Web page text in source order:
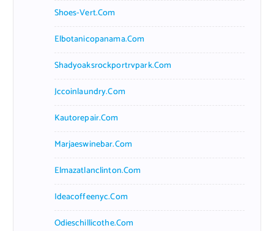
Shoes-Vert.com
Elbotanicopanama.com
Shadyoaksrockportrvpark.com
Jccoinlaundry.com
Kautorepair.com
Marjaeswinebar.com
Elmazatlanclinton.com
Ideacoffeenyc.com
Odieschillicothe.com